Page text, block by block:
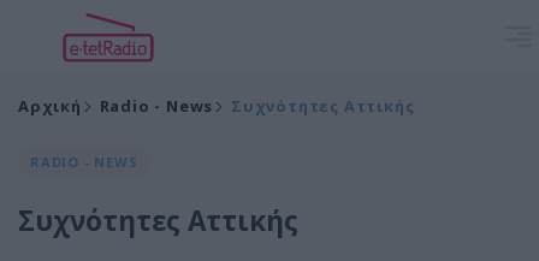
Αρχική Radio - News Συχνότητες Αττικής
RADIO - NEWS
Συχνότητες Αττικής